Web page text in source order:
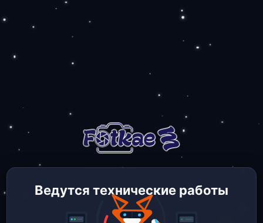
Ведутся технические работы